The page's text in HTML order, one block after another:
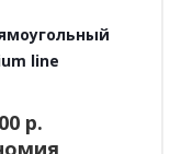
line
p.